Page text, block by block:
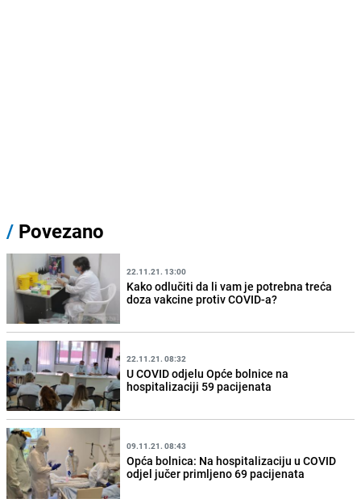
/ Povezano
22.11.21. 13:00
Kako odlučiti da li vam je potrebna treća
doza vakcine protiv COVID-a?
22.11.21. 08:32
U COVID odjelu Opće bolnice na
hospitalizaciji 59 pacijenata
09.11.21. 08:43
Opća bolnica: Na hospitalizaciju u COVID
odjel jučer primljeno 69 pacijenata